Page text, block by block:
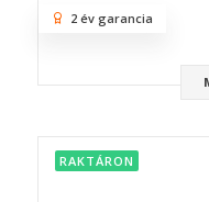
2 év garancia
RAKTÁRON